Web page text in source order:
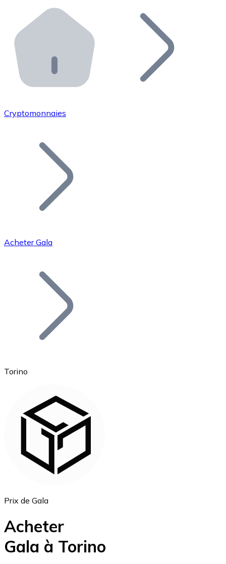
Distributeurs automatiques Bitnovo
Intégrez un ATM Bitnovo dans votre entreprise et
API Bitnovo
Intégrez notre API dans votre écosystème.
Rejoignez notre réseau de distributeurs et
Ajoutez le token de votre projet à notre service
Bitcoin
Ethereum
Cryptomonnaies
Acheter Gala
Torino
Prix de Gala
Acheter
Gala à Torino